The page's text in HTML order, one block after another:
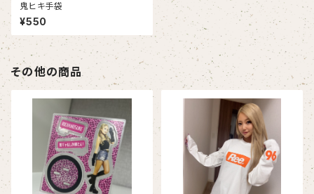
鬼ヒキ手袋
¥550
その他の商品